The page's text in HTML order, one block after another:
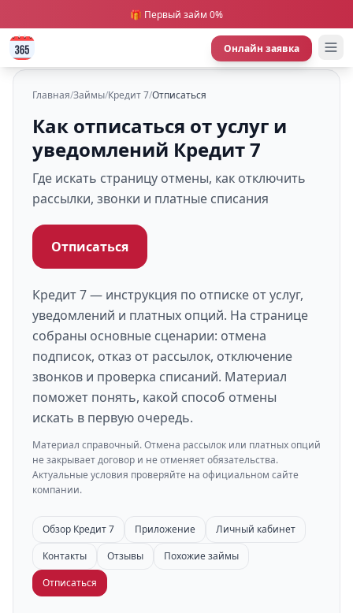
🎁 Первый займ 0%
Онлайн заявка
Главная/Займы/Кредит 7/Отписаться
Как отписаться от услуг и
уведомлений Кредит 7
Где искать страницу отмены, как отключить
рассылки, звонки и платные списания
Отписаться
Кредит 7 — инструкция по отписке от услуг,
уведомлений и платных опций. На странице
собраны основные сценарии: отмена
подписок, отказ от рассылок, отключение
звонков и проверка списаний. Материал
поможет понять, какой способ отмены
искать в первую очередь.
Материал справочный. Отмена рассылок или платных опций
не закрывает договор и не отменяет обязательства.
Актуальные условия проверяйте на официальном сайте
компании.
Обзор Кредит 7 Приложение
Личный кабинет
Контакты
Отзывы
Похожие займы
Отписаться